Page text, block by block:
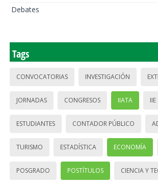
Debates
Tags
CONVOCATORIAS INVESTIGACIÓN
JORNADAS CONGRESOS IIATA IIE
ESTUDIANTES CONTADOR PÚBLICO
TURISMO ESTADÍSTICA ECONOMÍA
POSGRADO POSTÍTULOS CIENCIA Y